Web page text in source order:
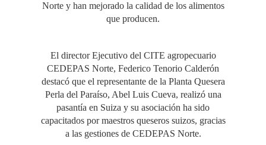
Norte y han mejorado la calidad de los alimentos
que producen.
El director Ejecutivo del CITE agropecuario
CEDEPAS Norte, Federico Tenorio Calderón
destacó que el representante de la Planta Quesera
Perla del Paraíso, Abel Luis Cueva, realizó una
pasantía en Suiza y su asociación ha sido
capacitados por maestros queseros suizos, gracias
a las gestiones de CEDEPAS Norte.